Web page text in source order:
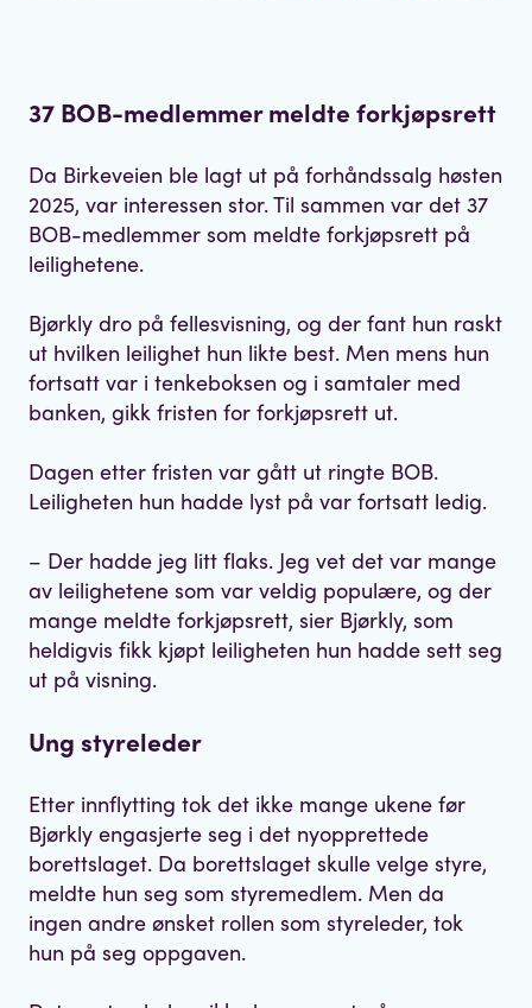
37 BOB-medlemmer meldte forkjøpsrett
Da Birkeveien ble lagt ut på forhåndssalg høsten
2025, var interessen stor. Til sammen var det 37
BOB-medlemmer som meldte forkjøpsrett på
leilighetene.
Bjørkly dro på fellesvisning, og der fant hun raskt
ut hvilken leilighet hun likte best. Men mens hun
fortsatt var i tenkeboksen og i samtaler med
banken, gikk fristen for forkjøpsrett ut.
Dagen etter fristen var gått ut ringte BOB.
Leiligheten hun hadde lyst på var fortsatt ledig.
– Der hadde jeg litt flaks. Jeg vet det var mange
av leilighetene som var veldig populære, og der
mange meldte forkjøpsrett, sier Bjørkly, som
heldigvis fikk kjøpt leiligheten hun hadde sett seg
ut på visning.
Ung styreleder
Etter innflytting tok det ikke mange ukene før
Bjørkly engasjerte seg i det nyopprettede
borettslaget. Da borettslaget skulle velge styre,
meldte hun seg som styremedlem. Men da
ingen andre ønsket rollen som styreleder, tok
hun på seg oppgaven.